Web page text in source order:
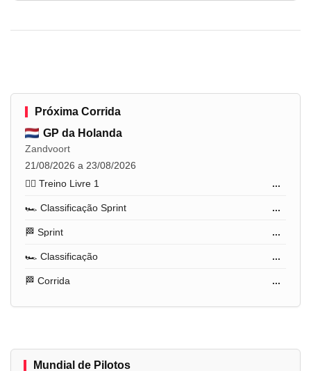
Próxima Corrida
GP da Holanda
Zandvoort
21/08/2026 a 23/08/2026
🏋️‍♂️ Treino Livre 1
...
🏎️ Classificação Sprint ...
🏁 Sprint ...
🏎️ Classificação ...
🏁 Corrida ...
Mundial de Pilotos